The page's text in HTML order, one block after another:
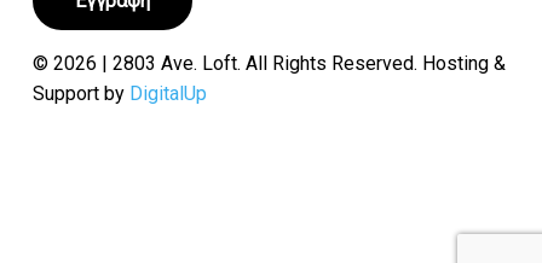
© 2026 | 2803 Ave. Loft. All Rights Reserved. Hosting &
Support by DigitalUp